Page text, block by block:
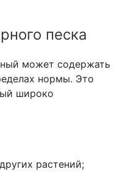
песка
может содержать
нормы. Это
широко
растений;